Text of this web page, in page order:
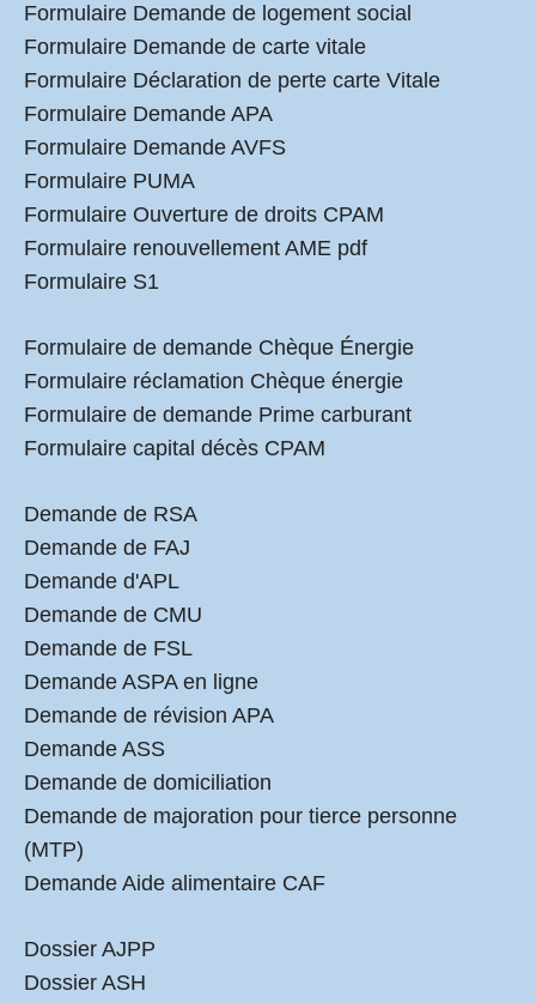
Formulaire Demande de logement social
Formulaire Demande de carte vitale
Formulaire Déclaration de perte carte Vitale
Formulaire Demande APA
Formulaire Demande AVFS
Formulaire PUMA
Formulaire Ouverture de droits CPAM
Formulaire renouvellement AME pdf
Formulaire S1
Formulaire de demande Chèque Énergie
Formulaire réclamation Chèque énergie
Formulaire de demande Prime carburant
Formulaire capital décès CPAM
Demande de RSA
Demande de FAJ
Demande d'APL
Demande de CMU
Demande de FSL
Demande ASPA en ligne
Demande de révision APA
Demande ASS
Demande de domiciliation
Demande de majoration pour tierce personne
(MTP)
Demande Aide alimentaire CAF
Dossier AJPP
Dossier ASH